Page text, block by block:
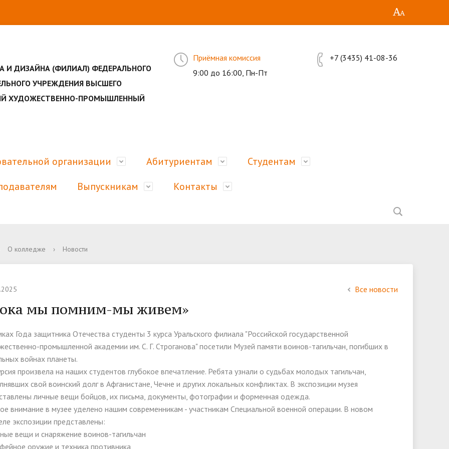
И ДИЗАЙНА (ФИЛИАЛ) ФЕДЕРАЛЬНОГО
УЧРЕЖДЕНИЯ ВЫСШЕГО
ХУДОЖЕСТВЕННО-ПРОМЫШЛЕННЫЙ
Приёмная комиссия
9:00 до 16:00, Пн-Пт
+7 (3435) 41-08-36
организации
и органы управления
организацией
образовательные услуги
Образовательные стандарты и
обучающихся
обучающихся
Организация питания в
коррупции
Противодействие терроризму и
экстремизму
Абитуриентам
кампания 2025
заявлений
испытаний
курсы Часто задаваемые вопросы
Студентам
материалы
Выпускникам
ученых
Контакты
подачи электронного
получения
О колледже › Новости
Все новости
мы помним-мы живем»
Года защитника Отечества студенты 3 курса Уральского филиала "Российской государственной
промышленной академии им. С. Г. Строганова" посетили Музей памяти воинов-тагильчан, погибших в
войнах планеты.
произвела на наших студентов глубокое впечатление. Ребята узнали о судьбах молодых тагильчан,
свой воинский долг в Афганистане, Чечне и других локальных конфликтах. В экспозиции музея
личные вещи бойцов, их письма, документы, фотографии и форменная одежда.
внимание в музее уделено нашим современникам - участникам Специальной военной операции. В новом
экспозиции представлены:
вещи и снаряжение воинов-тагильчан
оружие и техника противника